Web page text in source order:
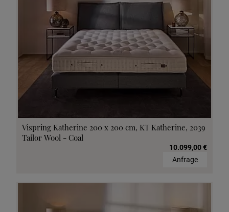
Vispring Katherine 200 x 200 cm, KT Katherine, 2039
Tailor Wool - Coal
10.099,00 €
Anfrage